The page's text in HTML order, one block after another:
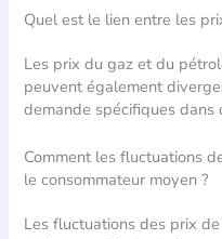
Quel est le lien entre les
Les prix du gaz et du
peuvent également
demande spécifiques dans
Comment les fluctuations
le consommateur moyen ?
Les fluctuations des prix